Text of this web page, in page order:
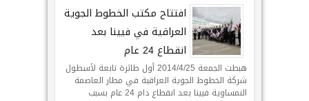
افتتاح مكتب الخطوط الجوية
العراقية في فيينا بعد
انقطاع 24 عام
هبطت الجمعة 2014/4/25 أول طائرة تابعة لأسطول
شركة الخطوط الجوية العراقية في مطار العاصمة
النمساوية فيينا بعد انقطاع دام 24 عام بسبب